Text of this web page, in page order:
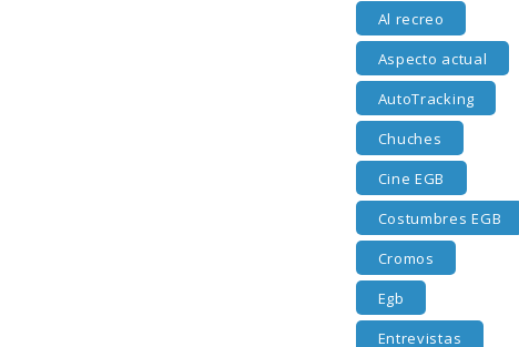
Al recreo
Aspecto actual
AutoTracking
Chuches
Cine EGB
Costumbres EGB
Cromos
Egb
Entrevistas